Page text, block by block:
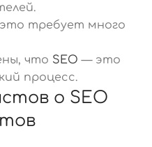
требует много
что SEO — это
процесс.
о SEO